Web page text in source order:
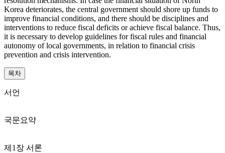
Korea deteriorates, the central government should shore up funds to
improve financial conditions, and there should be disciplines and
interventions to reduce fiscal deficits or achieve fiscal balance. Thus,
it is necessary to develop guidelines for fiscal rules and financial
autonomy of local governments, in relation to financial crisis
prevention and crisis intervention.
목차
서언
국문요약
제1장 서론